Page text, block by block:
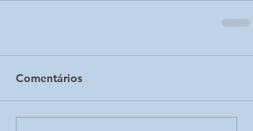
Comentários